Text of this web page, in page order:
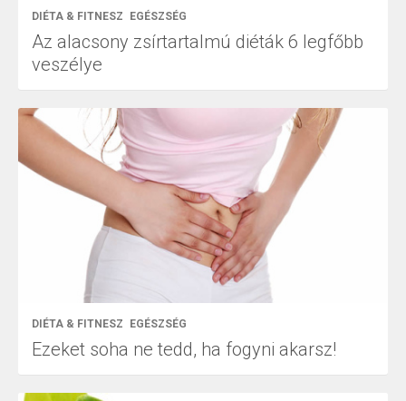
DIÉTA & FITNESZ EGÉSZSÉG
Az alacsony zsírtartalmú diéták 6 legfőbb
veszélye
DIÉTA & FITNESZ EGÉSZSÉG
Ezeket soha ne tedd, ha fogyni akarsz!